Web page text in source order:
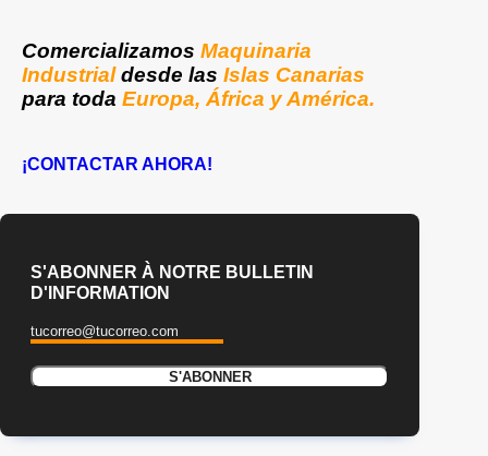
Comercializamos Maquinaria
Industrialdesde las Islas Canarias
para toda Europa, África y América.
¡CONTACTAR AHORA!
S'ABONNER À NOTRE BULLETIN
D'INFORMATION